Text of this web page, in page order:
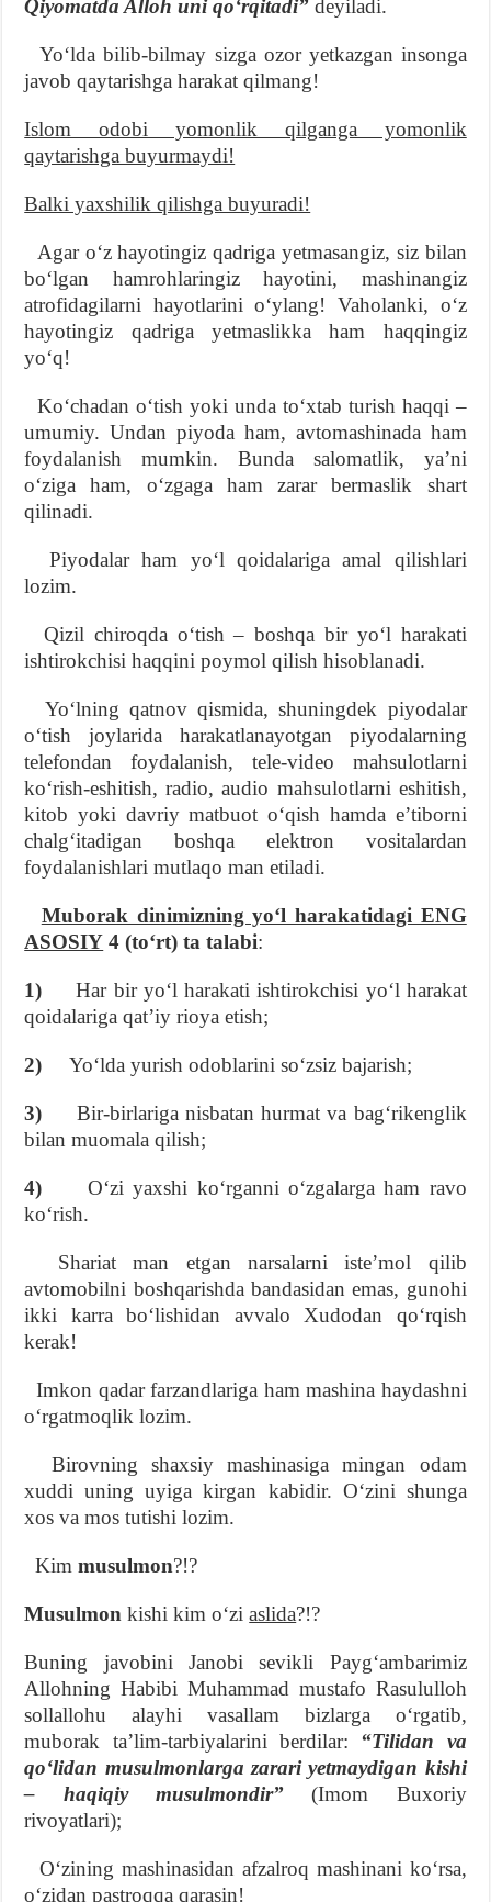
Qiyomatda Alloh uni qoʻrqitadi” deyiladi.
Yoʻlda bilib-bilmay sizga ozor yetkazgan insonga
javob qaytarishga harakat qilmang!
Islom odobi yomonlik qilganga yomonlik
qaytarishga buyurmaydi!
Balki yaxshilik qilishga buyuradi!
Agar oʻz hayotingiz qadriga yetmasangiz, siz bilan
boʻlgan hamrohlaringiz hayotini, mashinangiz
atrofidagilarni hayotlarini oʻylang! Vaholanki, oʻz
hayotingiz qadriga yetmaslikka ham haqqingiz
yoʻq!
Koʻchadan oʻtish yoki unda toʻxtab turish haqqi –
umumiy. Undan piyoda ham, avtomashinada ham
foydalanish mumkin. Bunda salomatlik, yaʼni
oʻziga ham, oʻzgaga ham zarar bermaslik shart
qilinadi.
Piyodalar ham yoʻl qoidalariga amal qilishlari
lozim.
Qizil chiroqda oʻtish – boshqa bir yoʻl harakati
ishtirokchisi haqqini poymol qilish hisoblanadi.
Yoʻlning qatnov qismida, shuningdek piyodalar
oʻtish joylarida harakatlanayotgan piyodalarning
telefondan foydalanish, tele-video mahsulotlarni
koʻrish-eshitish, radio, audio mahsulotlarni eshitish,
kitob yoki davriy matbuot oʻqish hamda eʼtiborni
chalgʻitadigan boshqa elektron vositalardan
foydalanishlari mutlaqo man etiladi.
Muborak dinimizning yoʻl harakatidagi ENG
ASOSIY 4 (toʻrt) ta talabi:
1)Har bir yoʻl harakati ishtirokchisi yoʻl harakat
qoidalariga qatʼiy rioya etish;
2)Yoʻlda yurish odoblarini soʻzsiz bajarish;
3) Bir-birlariga nisbatan hurmat va bagʻrikenglik
bilan muomala qilish;
4) Oʻzi yaxshi koʻrganni oʻzgalarga ham ravo
koʻrish.
Shariat man etgan narsalarni isteʼmol qilib
avtomobilni boshqarishda bandasidan emas, gunohi
ikki karra boʻlishidan avvalo Xudodan qoʻrqish
kerak!
Imkon qadar farzandlariga ham mashina haydashni
oʻrgatmoqlik lozim.
Birovning shaxsiy mashinasiga mingan odam
xuddi uning uyiga kirgan kabidir. Oʻzini shunga
xos va mos tutishi lozim.
Kimmusulmon?!?
Musulmon kishi kim oʻziaslida?!?
Buning javobini Janobi sevikli Paygʻambarimiz
Allohning Habibi Muhammad mustafo Rasululloh
sollallohu alayhi vasallam bizlarga oʻrgatib,
muborak taʼlim-tarbiyalarini berdilar: “Tilidan va
qoʻlidan musulmonlarga zarari yetmaydigan kishi
– haqiqiy musulmondir”(Imom Buxoriy
rivoyatlari);
Oʻzining mashinasidan afzalroq mashinani koʻrsa,
oʻzidan pastroqqa qarasin!